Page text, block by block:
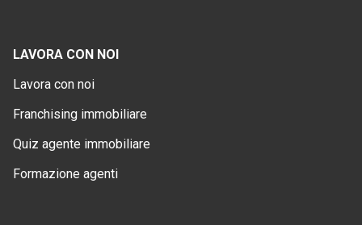
LAVORA CON NOI
Lavora con noi
Franchising immobiliare
Quiz agente immobiliare
Formazione agenti